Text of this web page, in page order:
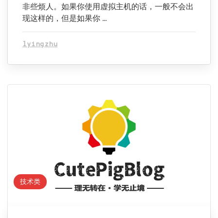
非些烦人。如果你使用虚拟主机的话，一般不会出
现这样的，但是如果你 …
lyingzhu
技术类